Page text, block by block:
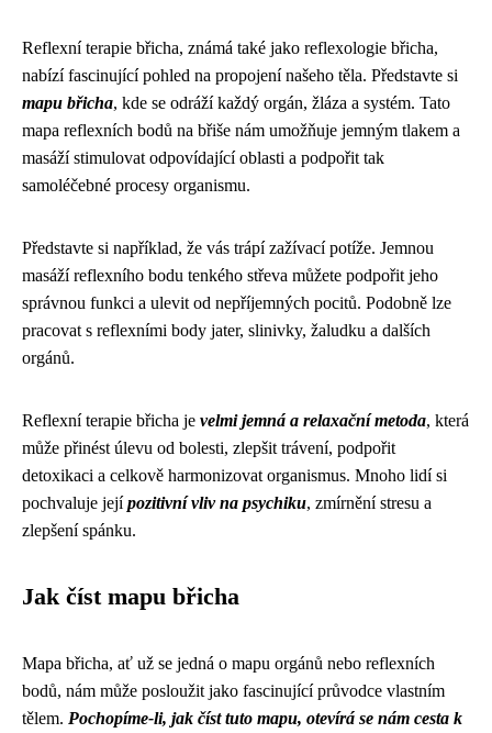
Reflexní terapie břicha, známá také jako reflexologie břicha,
nabízí fascinující pohled na propojení našeho těla. Představte si
mapu břicha, kde se odráží každý orgán, žláza a systém. Tato
mapa reflexních bodů na břiše nám umožňuje jemným tlakem a
masáží stimulovat odpovídající oblasti a podpořit tak
samoléčebné procesy organismu.
Představte si například, že vás trápí zažívací potíže. Jemnou
masáží reflexního bodu tenkého střeva můžete podpořit jeho
správnou funkci a ulevit od nepříjemných pocitů. Podobně lze
pracovat s reflexními body jater, slinivky, žaludku a dalších
orgánů.
Reflexní terapie břicha je velmi jemná a relaxační metoda, která
může přinést úlevu od bolesti, zlepšit trávení, podpořit
detoxikaci a celkově harmonizovat organismus. Mnoho lidí si
pochvaluje jejípozitivní vliv na psychiku, zmírnění stresu a
zlepšení spánku.
Jak číst mapu břicha
Mapa břicha, ať už se jedná o mapu orgánů nebo reflexních
bodů, nám může posloužit jako fascinující průvodce vlastním
tělem. Pochopíme-li, jak číst tuto mapu, otevírá se nám cesta k